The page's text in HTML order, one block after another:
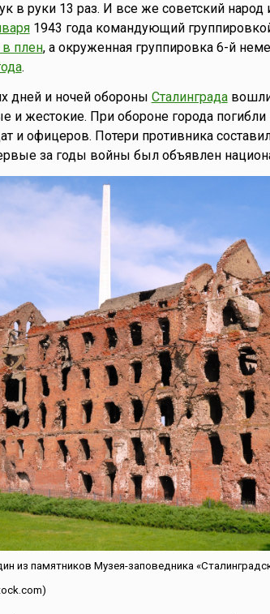
в руки 13 раз. И все же советский
1943 года командующий
плен, а окруженная группировка 6-й
.
дней и ночей обороны Сталинградавошли
и жестокие. При обороне города
и офицеров. Потери противника
за годы войны был объявлен
из памятников Музея-заповедника